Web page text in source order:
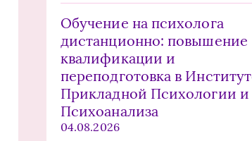
Обучение на психолога
дистанционно: повышение
квалификации и
переподготовка в
Прикладной Психологии и
Психоанализа
04.08.2026